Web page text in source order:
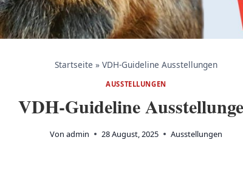
Startseite » VDH-Guideline Ausstellungen
AUSSTELLUNGEN
VDH-Guideline
Von admin 28 August, 2025 Ausstellungen